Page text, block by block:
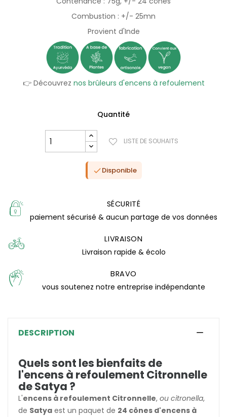
Combustion : +/- 25mn
Provient d'Inde
👉 Découvrez nos brûleurs d'encens à refoulement
Quantité
LISTE DE SOUHAITS
Disponible
SÉCURITÉ
paiement sécurisé & aucun partage de vos données
LIVRAISON
Livraison rapide & écolo
BRAVO
vous soutenez notre entreprise indépendante
DESCRIPTION
Quels sont les bienfaits de
l'encens à refoulement Citronnelle
de Satya ?
L'encens à refoulement Citronnelle, ou citronella,
de Satya est un paquet de 24 cônes d'encens à